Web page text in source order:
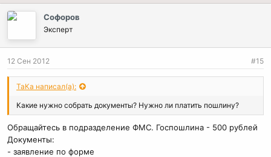
Софоров
Эксперт
12 Сен 2012 #15
ТаКа написал(а):
Какие нужно собрать документы? Нужно ли платить пошлину?
Обращайтесь в подразделение ФМС. Госпошлина - 500 рублей
Документы:
- заявление по форме